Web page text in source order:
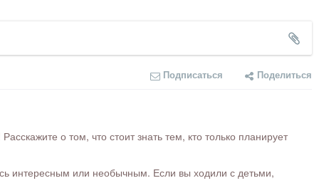
Подписаться Поделиться
о том, что стоит знать тем, кто только планирует
интересным или необычным. Если вы ходили с детьми,